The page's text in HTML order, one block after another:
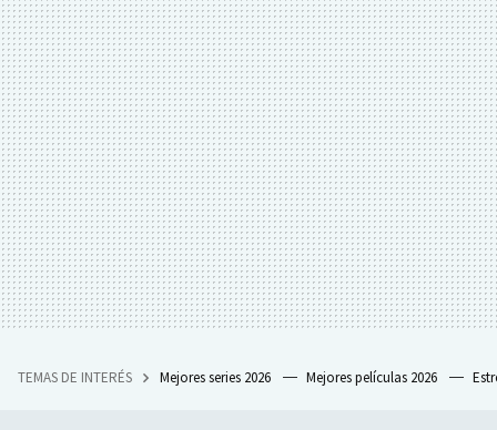
TEMAS DE INTERÉS Mejores series 2026 Mejores películas 2026